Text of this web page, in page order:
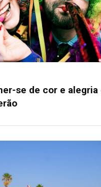
se de cor e alegria